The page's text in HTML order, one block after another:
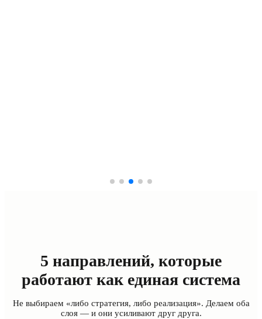
5 направлений, которые
работают как единая система
Не выбираем «либо стратегия, либо реализация». Делаем оба
слоя — и они усиливают друг друга.